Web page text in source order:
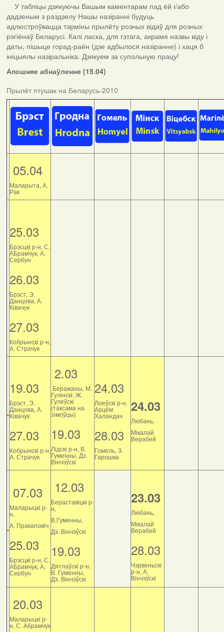
У табліцы дзякуючы Вашым каментарам пад ёй і/або
дадзеным з раздзелу Нашы назіранні будуць
адлюстроўвацца тэрміны прылёту розных відаў для розных
рэгіёнаў Беларусі. Калі ласка, для гэтага, акрамя назвы віду і
даты, пішыце горад-раён (дзе адбылося назіранне) і хаця б
ініцыялы назіральніка. Дзякуем за супольную працу!
Апошняе абнаўленне (15.04)
Прылёт птушак на Беларусь-2010
05.04
Маларыта, А.
Рак
25.03
Брэсцкі р-н, С.
АБрамчук, А.
Сербун
26.03
Брэст, Э.
Данцова, А.
Ківачук
27.03
Кобрынскі р-н,
А. Страчук
19.03
Брэст, Э.
Данцова, А.
Ківачук
27.03
Кобрынскі р-н,
А. Страчук
2.03
Беражаны, М.
Гулінскі, Ж.
Гулеўскі
(таксама на
зімоўцы)
19.03
Лідскі р-н, В.
Гуменны, Дз.
Вінчэўскі
24.03
Лоеўскі р-н,
Арцём
Халандач
28.03
Гомель, З.
Гарошка
24.03
Любань,
Мікалай
Верабей
07.03
Маларыцкі р-
н,
А. Пракаповіч
25.03
Брэсцкі р-н, С.
АБрамчук, А.
Сербун
12.03
Бераставіцкі р-
н,
В.Гуменны,
Дз. Вінчэўскі
19.03
Дятлаўскі р-н,
В. Гуменны,
Дз. Вінчэўскі
23.03
Любань,
Мікалай
Верабей
28.03
Чэрвеньскі
р-н, А.
Вінчэўскі
20.03
Маларыцкі р-
н, С. Абрамчук